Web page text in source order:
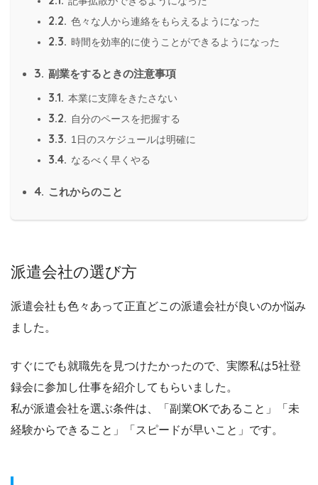
2.2. 色々な人から連絡をもらえるようになった
2.3. 時間を効率的に使うことができるようになった
3. 副業をするときの注意事項
3.1. 本業に支障をきたさない
3.2. 自分のペースを把握する
3.3. 1日のスケジュールは明確に
3.4. なるべく早くやる
4. これからのこと
派遣会社の選び方
派遣会社も色々あって正直どこの派遣会社が良いのか悩み
ました。
すぐにでも就職先を見つけたかったので、実際私は5社登
録会に参加し仕事を紹介してもらいました。
私が派遣会社を選ぶ条件は、「副業OKであること」「未
経験からできること」「スピードが早いこと」です。